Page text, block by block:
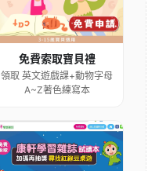
免費索取寶貝禮
領取 英文遊戲課+動物字母
A~Z著色練寫本